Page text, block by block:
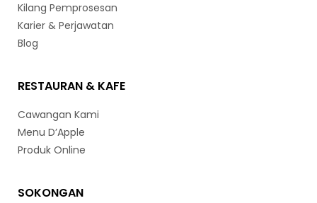
Kilang Pemprosesan
Karier & Perjawatan
Blog
RESTAURAN & KAFE
Cawangan Kami
Menu D’Apple
Produk Online
SOKONGAN